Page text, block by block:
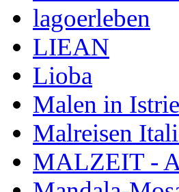
lagoerleben
LIEAN
Lioba
Malen in
Malreisen
MALZEIT -